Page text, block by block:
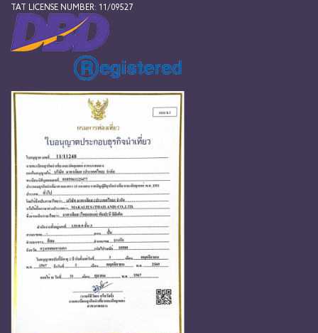
TAT LICENSE NUMBER: 11/09527